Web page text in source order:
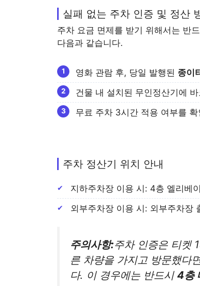
실패 없는 주차 인증 및 정산
주차 요금 면제를 받기 위해서는 반
다음과 같습니다.
영화 관람 후, 당일 발행된 종이
건물 내 설치된 무인정산기에
무료 주차 3시간 적용 여부를
주차 정산기 위치 안내
지하주차장 이용 시: 4층 엘리베
외부주차장 이용 시: 외부주차장
주의사항:주차 인증은 티켓
른 차량을 가지고 방문했다
다. 이 경우에는 반드시 4층